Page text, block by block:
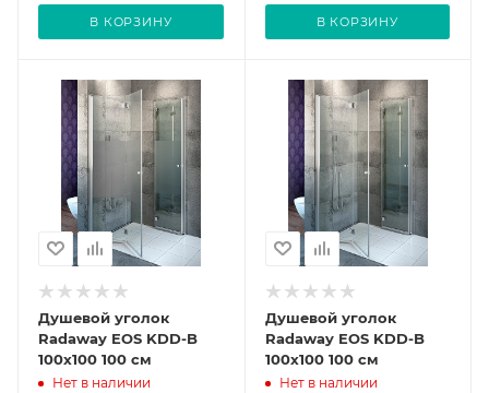
В КОРЗИНУ В КОРЗИНУ
Душевой уголок
Radaway EOS KDD-B
100x100 100 см
Нет в наличии
Душевой уголок
Radaway EOS KDD-B
100x100 100 см
Нет в наличии